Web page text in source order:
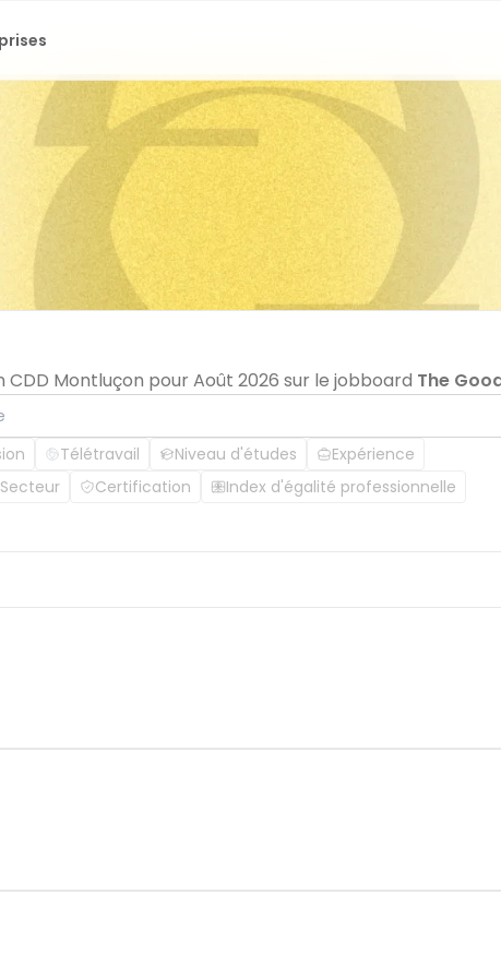
Montluçon pour Août 2026 sur le jobboard The
Télétravail Niveau d'études Expérience
Secteur Certification Index d'égalité professionnelle